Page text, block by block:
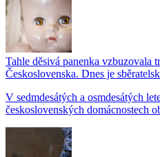
Tahle děsivá panenka vzbuzovala
Československa. Dnes je
V sedmdesátých a osmdesátých
československých domácnostech